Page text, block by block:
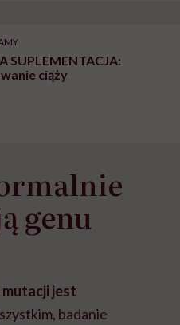
SUPLEMENTACJA:
ciąży
genu
jest
badanie